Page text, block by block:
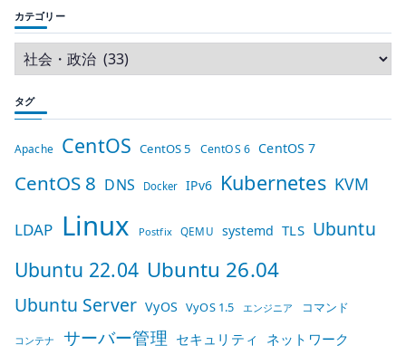
カテゴリー
タグ
Apache CentOS CentOS 5 CentOS 6 CentOS 7
CentOS 8 DNS Docker IPv6 Kubernetes KVM
LDAP Linux Postfix QEMU systemd TLS Ubuntu
Ubuntu 22.04 Ubuntu 26.04
Ubuntu Server VyOS VyOS 1.5 エンジニア コマンド
コンテナ サーバー管理 セキュリティ ネットワーク